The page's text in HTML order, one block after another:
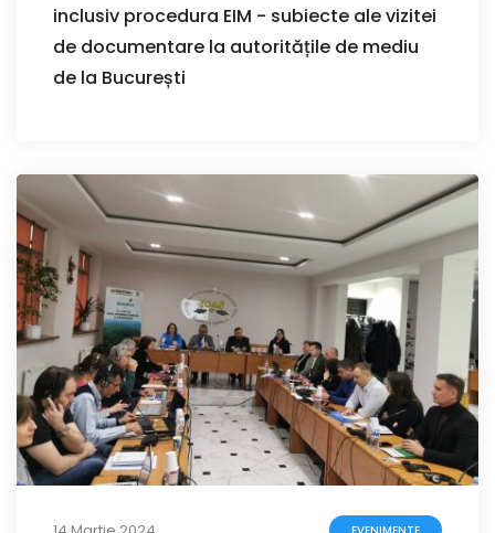
inclusiv procedura EIM - subiecte ale vizitei
de documentare la autoritățile de mediu
de la București